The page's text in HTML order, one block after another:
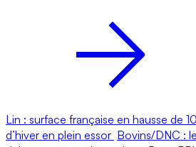
Lin : surface française en hausse de
d’hiver en plein essor Bovins/DNC :